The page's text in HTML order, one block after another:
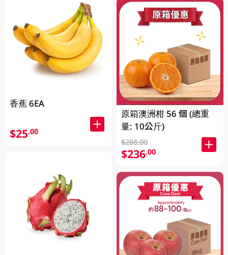
香蕉 6EA
$25.00
原箱澳洲柑 56 個 (總重
量: 10公斤)
$288.00
$236.00